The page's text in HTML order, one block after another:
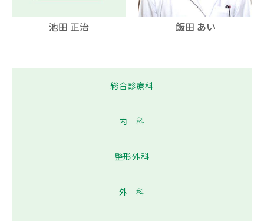
池田 正治 飯田 あい
総合診療科
内 科
整形外科
外 科